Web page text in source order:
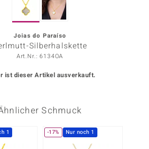
Joias do Paraíso
Silberhalskette
Art.Nr.: 6134OA
ist dieser Artikel ausverkauft.
Schmuck
1 -17% Nur noch 1